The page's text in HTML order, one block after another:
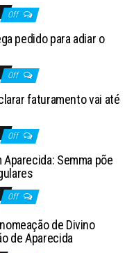
Off
pedido para adiar o
Off
faturamento vai até
Off
Aparecida: Semma põe
Off
de Divino
de Aparecida